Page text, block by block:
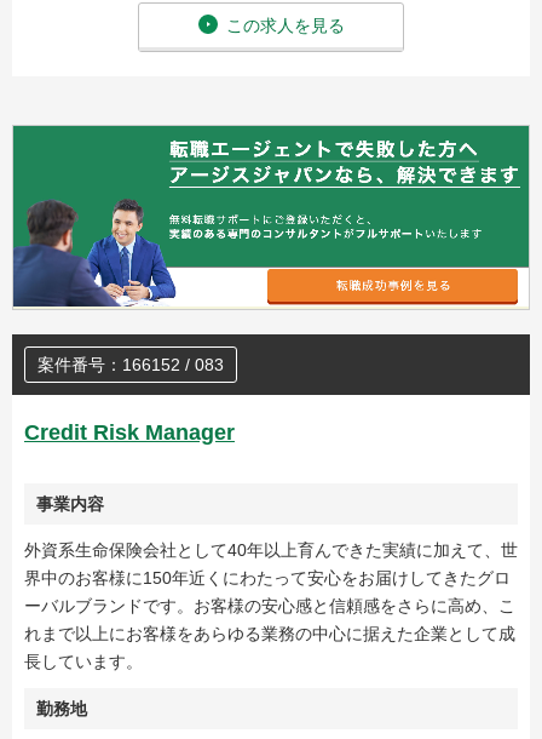
この求人を見る
案件番号：166152 / 083
Credit Risk Manager
事業内容
外資系生命保険会社として40年以上育んできた実績に加えて、世
界中のお客様に150年近くにわたって安心をお届けしてきたグロ
ーバルブランドです。お客様の安心感と信頼感をさらに高め、こ
れまで以上にお客様をあらゆる業務の中心に据えた企業として成
長しています。
勤務地